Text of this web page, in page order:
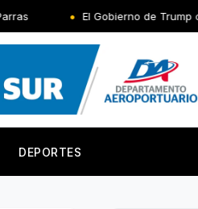
El Gobierno de Trump califica de
DEPORTES